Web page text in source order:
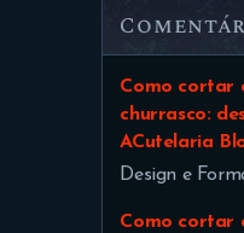
Como cortar
churrasco:
ACutelaria
Design e
Como cortar